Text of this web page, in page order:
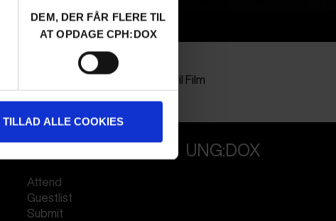
DEM, DER FÅR FLERE TIL
AT OPDAGE CPH:DOX
TILLAD ALLE COOKIES
Nationalitet
Sans Soleil Film
Profession
Director
Attend
Guestlist
Submit
UNG:DOX